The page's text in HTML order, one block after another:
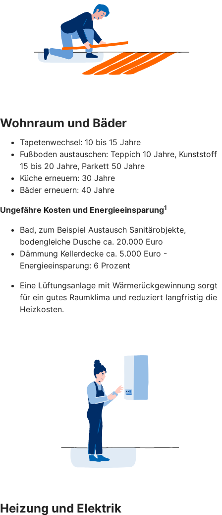
Wohnraum und Bäder
Tapetenwechsel: 10 bis 15 Jahre
Fußboden austauschen: Teppich 10 Jahre, Kunststoff
15 bis 20 Jahre, Parkett 50 Jahre
Küche erneuern: 30 Jahre
Bäder erneuern: 40 Jahre
Ungefähre Kosten und Energieeinsparung1
Bad, zum Beispiel Austausch Sanitärobjekte,
bodengleiche Dusche ca. 20.000 Euro
Dämmung Kellerdecke ca. 5.000 Euro -
Energieeinsparung: 6 Prozent
Eine Lüftungsanlage mit Wärmerückgewinnung sorgt
für ein gutes Raumklima und reduziert langfristig die
Heizkosten.
Heizung und Elektrik